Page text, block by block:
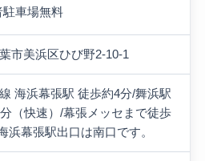
駐車場無料
市美浜区ひび野2-10-1
線 海浜幕張駅 徒歩約4分/舞浜駅
（快速）/幕張メッセまで徒歩
浜幕張駅出口は南口です。